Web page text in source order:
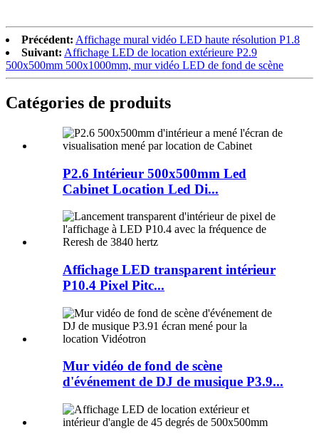
Précédent: Affichage mural vidéo LED haute résolution P1.8
Suivant: Affichage LED de location extérieure P2.9
500x500mm 500x1000mm, mur vidéo LED de fond de scène
Catégories de produits
P2.6 Intérieur 500x500mm Led
Cabinet Location Led Di...
Affichage LED transparent intérieur
P10.4 Pixel Pitc...
Mur vidéo de fond de scène
d'événement de DJ de musique P3.9...